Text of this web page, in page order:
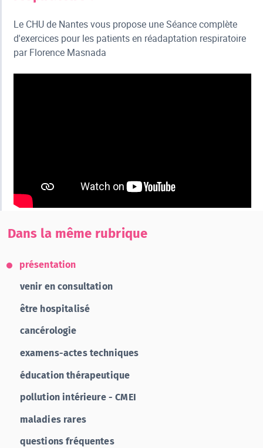
Le CHU de Nantes vous propose une Séance complète
d'exercices pour les patients en réadaptation respiratoire
par Florence Masnada
Dans la même rubrique
présentation
venir en consultation
être hospitalisé
cancérologie
examens-actes techniques
éducation thérapeutique
pollution intérieure - CMEI
maladies rares
questions fréquentes